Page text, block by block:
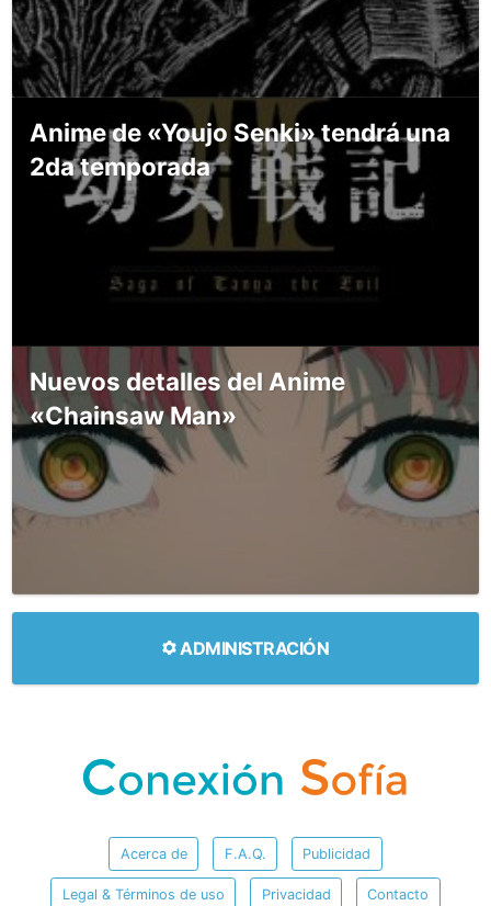
Anime de «Youjo Senki» tendrá una
2da temporada
Nuevos detalles del Anime
«Chainsaw Man»
ADMINISTRACIÓN
Acerca de F.A.Q. Publicidad
Legal & Términos de uso Privacidad Contacto